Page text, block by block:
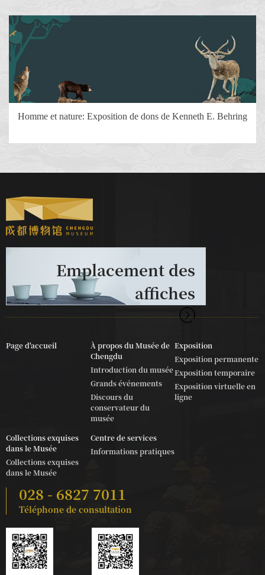
Homme et nature: Exposition de dons de Kenneth E. Behring
Emplacement des
affiches
Page d'accueil
À propos du Musée de
Chengdu
Introduction du musée
Grands événements
Discours du
conservateur du
musée
Exposition
Exposition permanente
Exposition temporaire
Exposition virtuelle en
ligne
Collections exquises
dans le Musée
Collections exquises
dans le Musée
Centre de services
Informations pratiques
028 - 6827 7011
Téléphone de consultation